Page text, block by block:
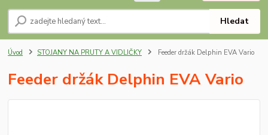
Hledat
Úvod STOJANY NA PRUTY A VIDLIČKY Feeder držák Delphin EVA Vario
Feeder držák Delphin EVA Vario